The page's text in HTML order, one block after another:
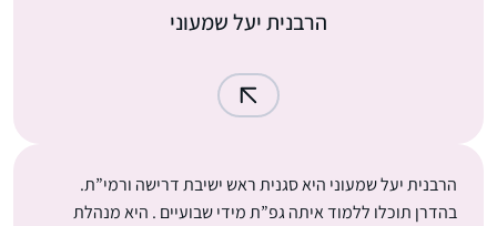
הרבנית יעל שמעוני
הרבנית יעל שמעוני היא סגנית ראש ישיבת דרישה ורמי”ת.
בהדרן תוכלו ללמוד איתה גפ”ת מידי שבועיים . היא מנהלת